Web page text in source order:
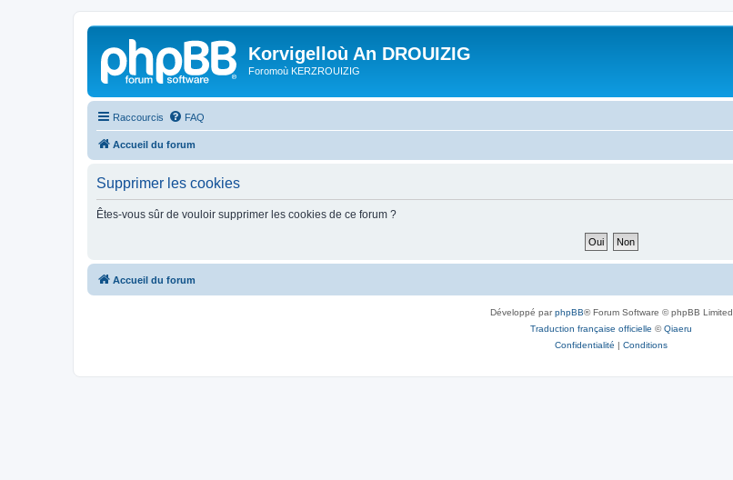
Korvigelloù An DROUIZIG
Foromoù KERZROUIZIG
Raccourcis FAQ
Accueil du forum
Supprimer les cookies
Êtes-vous sûr de vouloir supprimer les cookies de ce forum ?
Accueil du forum
Développé parphpBB® Forum Software © phpBB Limited
Traduction française officielle ©Qiaeru
Confidentialité | Conditions